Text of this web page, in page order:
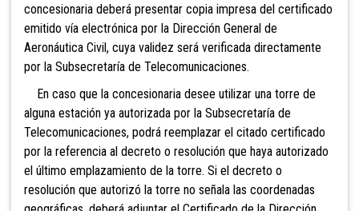
concesionaria deberá presentar copia impresa del certificado
emitido vía electrónica por la Dirección General de
Aeronáutica Civil, cuya validez será verificada directamente
por la Subsecretaría de Telecomunicaciones.
En caso que la concesionaria desee utilizar una torre de
alguna estación ya autorizada por la Subsecretaría de
Telecomunicaciones, podrá reemplazar el citado certificado
por la referencia al decreto o resolución que haya autorizado
el último emplazamiento de la torre. Si el decreto o
resolución que autorizó la torre no señala las coordenadas